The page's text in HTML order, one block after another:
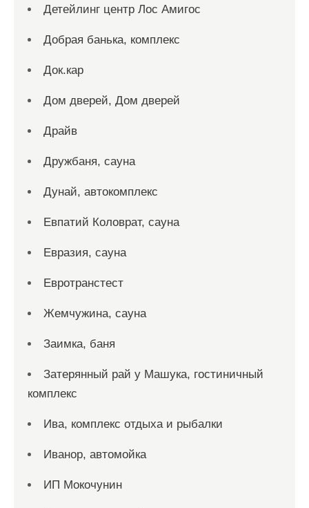
Детейлинг центр Лос Амигос
Добрая банька, комплекс
Док.кар
Дом дверей, Дом дверей
Драйв
Дружбаня, сауна
Дунай, автокомплекс
Евпатий Коловрат, сауна
Евразия, сауна
Евротранстест
Жемчужина, сауна
Заимка, баня
Затерянный рай у Машука, гостиничный
комплекс
Ива, комплекс отдыха и рыбалки
Иванор, автомойка
ИП Мокочунин